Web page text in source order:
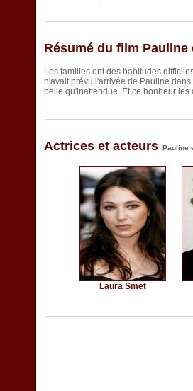
Résumé du film Pauline
Les familles ont des habitudes
n'avait prévu l'arrivée de Pauline
belle qu'inattendue. Et ce bonheur les
Actrices et acteurs Pauline
Laura Smet